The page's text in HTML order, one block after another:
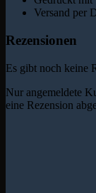
Versand per
Rezensionen
Es gibt noch keine
Nur angemeldete
eine Rezension